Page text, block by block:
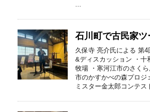
...
石川町で古民家
久保寺 亮介氏による 第
&ディスカッション ・十
牧場 ・寒河江市のさく
市のかすかべの森プロジ
ミスター金太郎コンテス